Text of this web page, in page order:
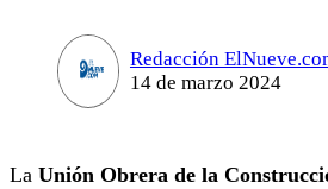
Redacción
14 de marzo 2024
La Unión Obrera de la